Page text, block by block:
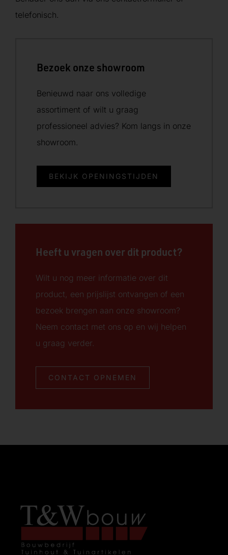
telefonisch.
Bezoek onze showroom
Benieuwd naar ons volledige
assortiment of wilt u graag
professioneel advies? Kom langs in onze
showroom.
BEKIJK OPENINGSTIJDEN
Heeft u vragen over dit product?
Wilt u nog meer informatie over dit
product, een prijslijst ontvangen of een
bezoek brengen aan onze showroom?
Neem contact met ons op en wij helpen
u graag verder.
CONTACT OPNEMEN